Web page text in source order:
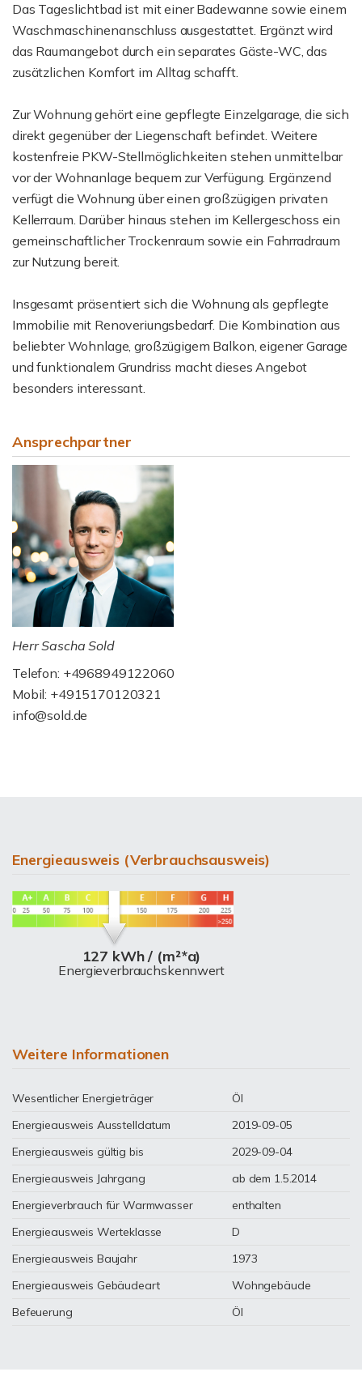
Das Tageslichtbad ist mit einer Badewanne sowie einem
Waschmaschinenanschluss ausgestattet. Ergänzt wird
das Raumangebot durch ein separates Gäste-WC, das
zusätzlichen Komfort im Alltag schafft.
Zur Wohnung gehört eine gepflegte Einzelgarage, die sich
direkt gegenüber der Liegenschaft befindet. Weitere
kostenfreie PKW-Stellmöglichkeiten stehen unmittelbar
vor der Wohnanlage bequem zur Verfügung. Ergänzend
verfügt die Wohnung über einen großzügigen privaten
Kellerraum. Darüber hinaus stehen im Kellergeschoss ein
gemeinschaftlicher Trockenraum sowie ein Fahrradraum
zur Nutzung bereit.
Insgesamt präsentiert sich die Wohnung als gepflegte
Immobilie mit Renoveriungsbedarf. Die Kombination aus
beliebter Wohnlage, großzügigem Balkon, eigener Garage
und funktionalem Grundriss macht dieses Angebot
besonders interessant.
Ansprechpartner
Herr Sascha Sold
Telefon: +4968949122060
Mobil: +4915170120321
info@sold.de
Energieausweis (Verbrauchsausweis)
127 kWh / (m²*a)
Energieverbrauchskennwert
Weitere Informationen
Wesentlicher Energieträger
Öl
Energieausweis Ausstelldatum
2019-09-05
Energieausweis gültig bis
2029-09-04
Energieausweis Jahrgang
ab dem 1.5.2014
Energieverbrauch für Warmwasser
enthalten
Energieausweis Werteklasse
D
Energieausweis Baujahr
1973
Energieausweis Gebäudeart
Wohngebäude
Befeuerung
Öl